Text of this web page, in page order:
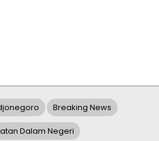
Breaking News
Dalam Negeri